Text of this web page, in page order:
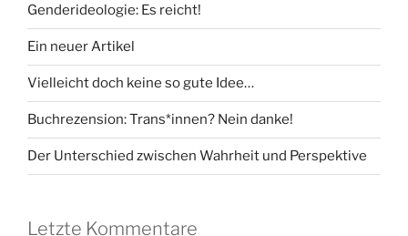
Genderideologie: Es reicht!
Ein neuer Artikel
Vielleicht doch keine so gute Idee…
Buchrezension: Trans*innen? Nein danke!
Der Unterschied zwischen Wahrheit und Perspektive
Letzte Kommentare